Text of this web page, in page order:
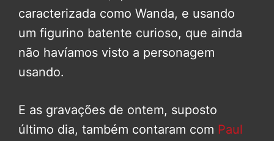
caracterizada como Wanda, e usando
um figurino batente curioso, que ainda
não havíamos visto a personagem
usando.
E as gravações de ontem, suposto
último dia, também contaram com Paul